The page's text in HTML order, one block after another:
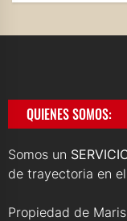
QUIENES SOMOS:
Somos un
de trayectoria en
Propiedad de